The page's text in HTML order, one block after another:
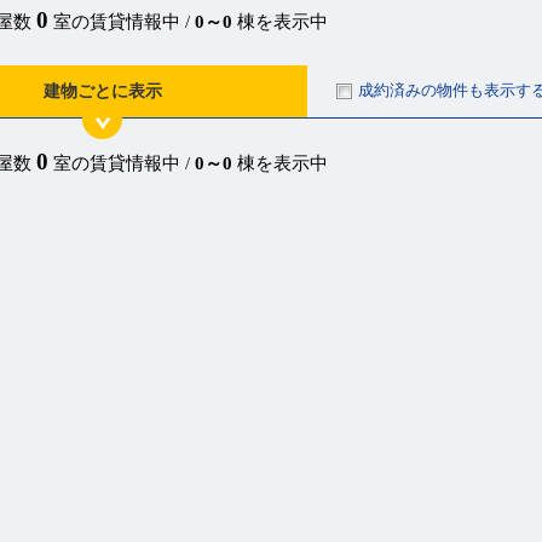
数 0 室の賃貸情報中 / 0～0 棟を表示中
建物ごとに表示 成約済みの物件も表示す
数 0 室の賃貸情報中 / 0～0 棟を表示中